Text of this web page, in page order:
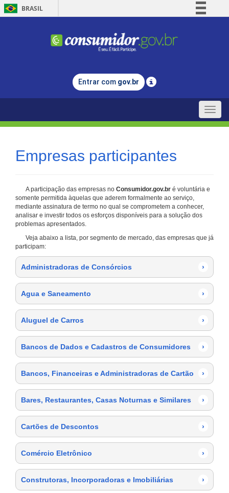
BRASIL
Comunica BR
Legislação
Entrar com gov.br
Toggle
Empresas participantes
A participação das empresas no Consumidor.gov.br é voluntária e
somente permitida àquelas que aderem formalmente ao serviço,
mediante assinatura de termo no qual se comprometem a conhecer,
analisar e investir todos os esforços disponíveis para a solução dos
problemas apresentados.
Veja abaixo a lista, por segmento de mercado, das empresas que já
participam:
Administradoras de Consórcios ›
Agua e Saneamento ›
Aluguel de Carros ›
Bancos de Dados e Cadastros de Consumidores ›
Bancos, Financeiras e Administradoras de Cartão ›
Bares, Restaurantes, Casas Noturnas e Similares ›
Cartões de Descontos ›
Comércio Eletrônico ›
Construtoras, Incorporadoras e Imobiliárias ›